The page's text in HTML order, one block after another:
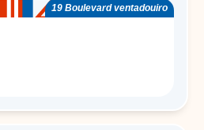
19 Boulevard ventadouiro